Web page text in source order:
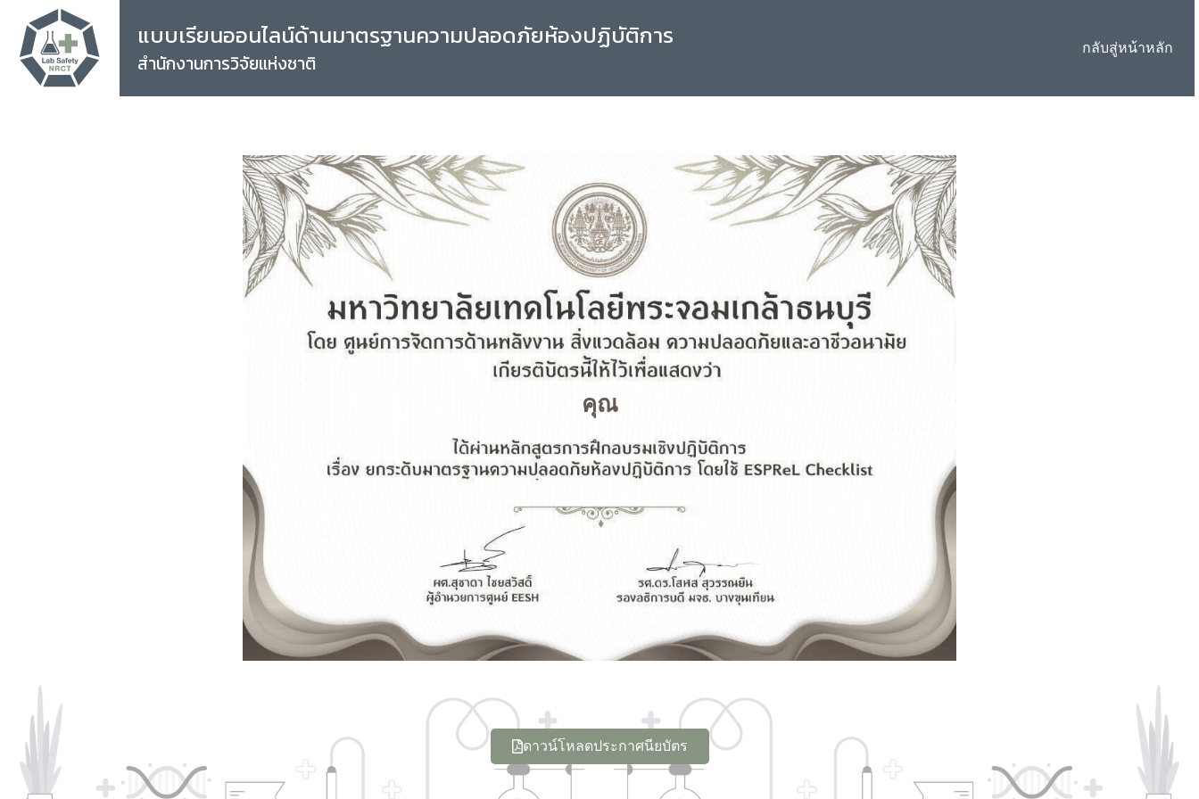
แบบเรียนออนไลน์ด้านมาตรฐานความปลอดภัยห้องปฏิบัติการ
สำนักงานการวิจัยแห่งชาติ
กลับสู่หน้าหลัก
คุณ
ดาวน์โหลดประกาศนียบัตร